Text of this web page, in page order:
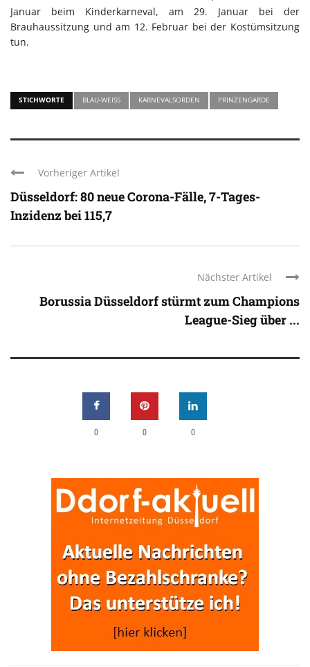
Januar beim Kinderkarneval, am 29. Januar bei der
Brauhaussitzung und am 12. Februar bei der Kostümsitzung
tun.
STICHWORTE BLAU-WEISS KARNEVALSORDEN PRINZENGARDE
Vorheriger Artikel
Düsseldorf: 80 neue Corona-Fälle, 7-Tages-
Inzidenz bei 115,7
Nächster Artikel
Borussia Düsseldorf stürmt zum Champions
League-Sieg über ...
0 0 0